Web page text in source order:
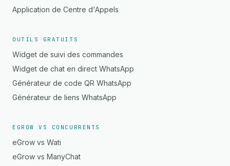
Application de Centre d'Appels
OUTILS GRATUITS
Widget de suivi des commandes
Widget de chat en direct WhatsApp
Générateur de code QR WhatsApp
Générateur de liens WhatsApp
EGROW VS CONCURRENTS
eGrow vs Wati
eGrow vs ManyChat